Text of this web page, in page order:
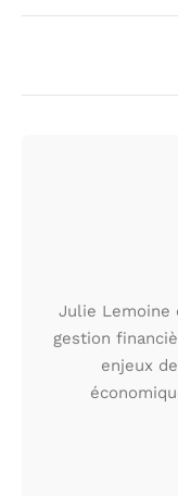
Julie Lemoine
gestion
enjeux